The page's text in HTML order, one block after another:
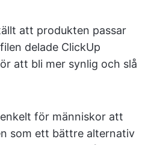
att produkten passar
delade ClickUp
att bli mer synlig och slå
för människor att
som ett bättre alternativ